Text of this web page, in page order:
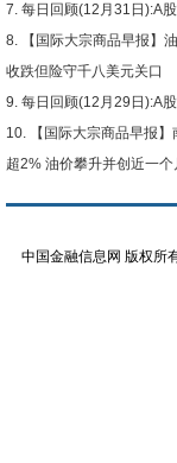
每日回顾(12月31日):A
【国际大宗商品早报】
收跌但险守千八美元关口
每日回顾(12月29日):A
【国际大宗商品早报
超2% 油价攀升并创近一个
中国金融信息网 版权所